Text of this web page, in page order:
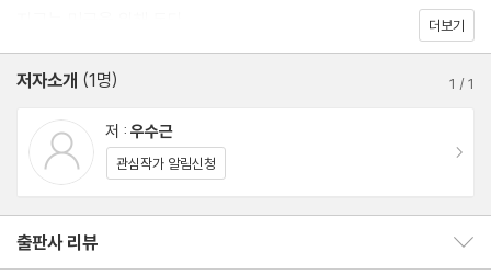
더보기
저자소개 (1명) 1 /1
저 : 우수근
관심작가 알림신청
출판사 리뷰